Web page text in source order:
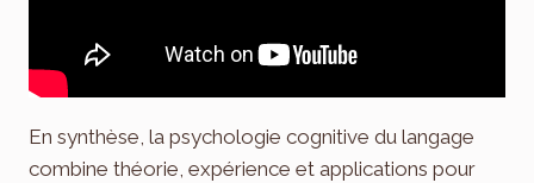
En synthèse, la psychologie cognitive du langage
combine théorie, expérience et applications pour